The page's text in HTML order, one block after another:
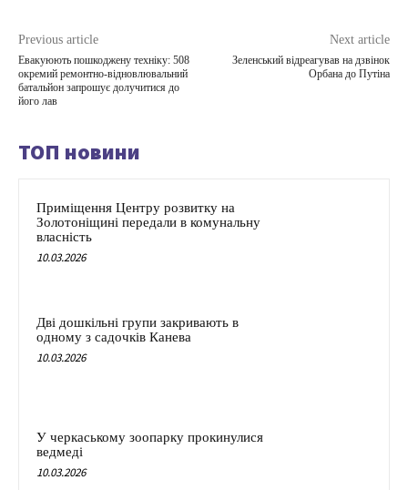
Previous article
Евакуюють пошкоджену техніку: 508
окремий ремонтно-відновлювальний
батальйон запрошує долучитися до
його лав
Next article
Зеленський відреагував на дзвінок
Орбана до Путіна
ТОП новини
Приміщення Центру розвитку на
Золотоніщині передали в комунальну
власність
10.03.2026
Дві дошкільні групи закривають в
одному з садочків Канева
10.03.2026
У черкаському зоопарку прокинулися
ведмеді
10.03.2026